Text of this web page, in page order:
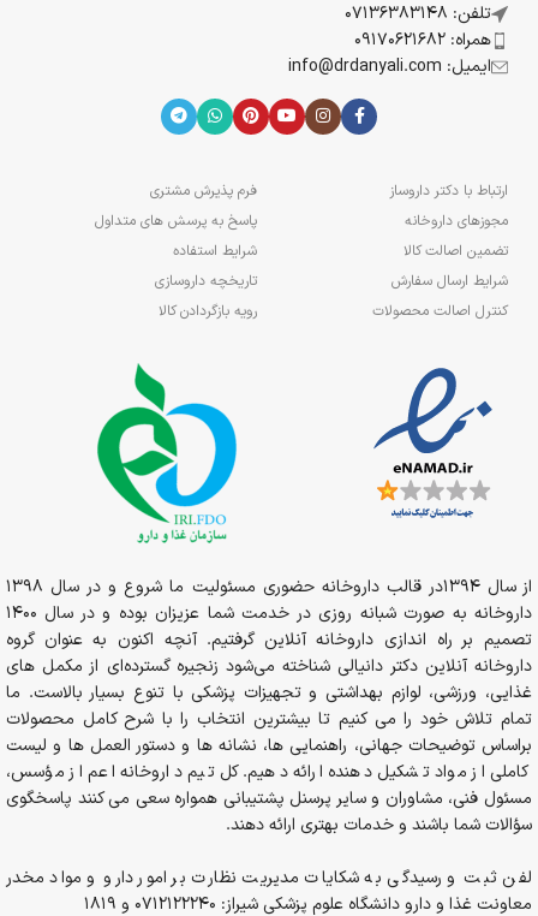
تلفن: 07136383148
همراه: 09170621682
ایمیل: info@drdanyali.com
ارتباط با دکتر داروساز
مجوزهای داروخانه
تضمین اصالت کالا
شرایط ارسال سفارش
کنترل اصالت محصولات
فرم پذیرش مشتری
پاسخ به پرسش های متداول
شرایط استفاده
تاریخچه داروسازی
رویه بازگردادن کالا
از سال 1394در قالب داروخانه حضوری مسئولیت ما شروع و در سال 1398
داروخانه به صورت شبانه روزی در خدمت شما عزیزان بوده و در سال 1400
تصمیم بر راه اندازی داروخانه آنلاین گرفتیم. آنچه اکنون به عنوان گروه
داروخانه آنلاین دکتر دانیالی شناخته می‌شود زنجیره گسترده‌ای از مکمل های
غذایی، ورزشی، لوازم بهداشتی و تجهیزات پزشکی با تنوع بسیار بالاست. ما
تمام تلاش خود را می کنیم تا بیشترین انتخاب را با شرح کامل محصولات
براساس توضیحات جهانی، راهنمایی ها، نشانه ها و دستور العمل ها و لیست
کاملی از مواد تشکیل دهنده ارائه دهیم. کل تیم داروخانه اعم از مؤسس،
مسئول فنی، مشاوران و سایر پرسنل پشتیبانی همواره سعی می کنند پاسخگوی
سؤالات شما باشند و خدمات بهتری ارائه دهند.
لفن ثبت و رسیدگی به شکایات مدیریت نظارت بر امور دارو و مواد مخدر
معاونت غذا و دارو دانشگاه علوم پزشکی شیراز: 0712122240 و 1819